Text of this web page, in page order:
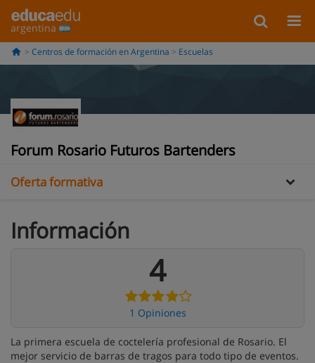
argentina
Centros de formación en Argentina Escuelas
Forum Rosario Futuros Bartenders
Galería
Opiniones
Oferta formativa
Información
4
1 Opiniones
La primera escuela de coctelería profesional de Rosario. El
mejor servicio de barras de tragos para todo tipo de eventos.